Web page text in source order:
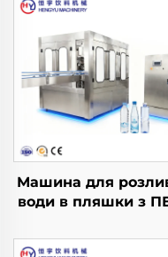
Машина для
води в пляшки з